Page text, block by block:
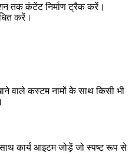
तक कंटेंट निर्माण ट्रैक करें।
करें।
वाले कस्टम नामों के साथ किसी भी
कार्य आइटम जोड़ें जो स्पष्ट रूप से